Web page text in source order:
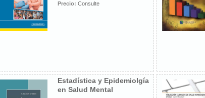
Precio: Consulte
Estadística y Epidemiolgía
en Salud Mental